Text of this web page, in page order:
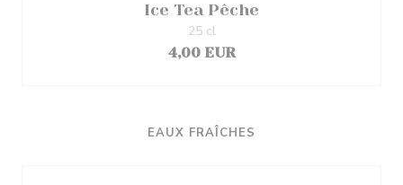
Ice Tea Pêche
4,00 EUR
25 cl
EAUX FRAÎCHES